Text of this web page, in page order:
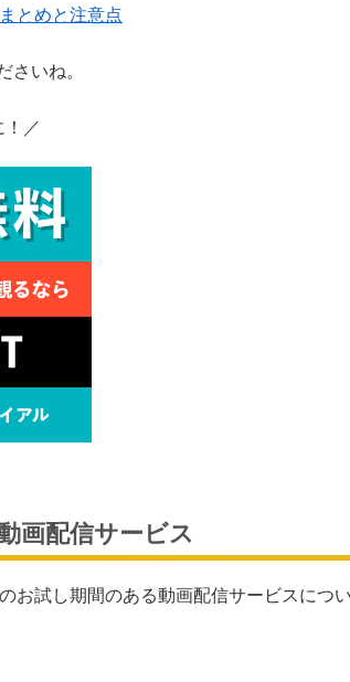
とめと注意点
いね。
／
画配信サービス
お試し期間のある動画配信サービスにつ